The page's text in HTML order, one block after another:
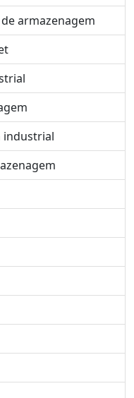
armazenagem
industrial